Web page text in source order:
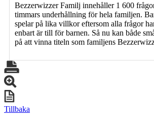
Bezzerwizzer Familj innehåller 1 600
timmars underhållning för hela familjen.
spelar på lika villkor eftersom alla frågor
enbart är till för barnen. Så nu kan både
på att vinna titeln som familjens
Tillbaka